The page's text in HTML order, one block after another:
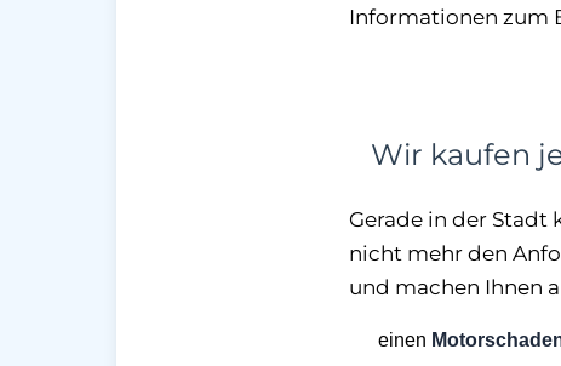
Informationen zum
Wir kaufen
Gerade in der Stadt
nicht mehr den
und machen Ihnen
einen